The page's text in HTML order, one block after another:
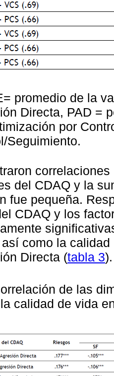
promedio de la
Directa, PAD =
por
Seguimiento.
del CDAQ y la
fue pequeña.
CDAQ y los
como la
Directa (tabla 3).
de las
calidad de vida